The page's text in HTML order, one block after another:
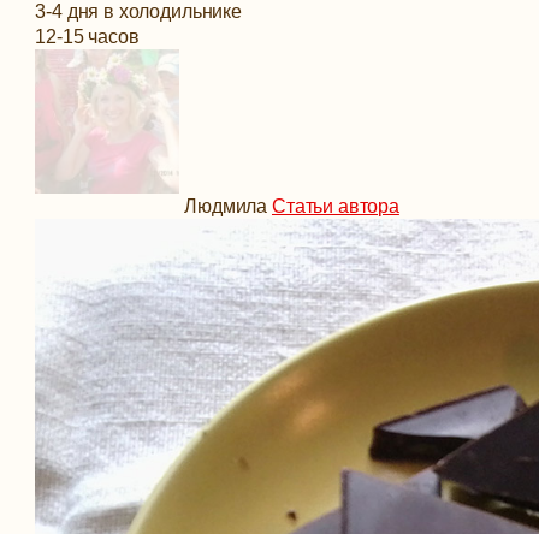
3-4 дня в холодильнике
12-15 часов
Людмила Статьи автора